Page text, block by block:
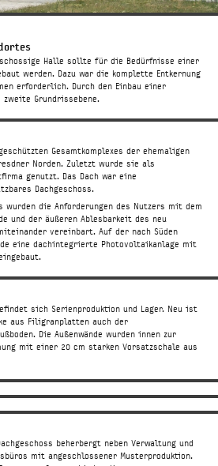
36
/ Impressum
Halle sollte für die Bedürfnisse einer
werden. Dazu war die komplette Entkernung
erforderlich. Durch den Einbau einer
zweite Grundrissebene.
Gesamtkomplexes der ehemaligen
Norden. Zuletzt wurde sie als
genutzt. Das Dach war eine
Dachgeschoss.
wurden die Anforderungen des Nutzers mit dem
und der äußeren Ablesbarkeit des neu
vereinbart. Auf der nach Süden
eine dachintegrierte Photovoltaikanlage mit
sich Serienproduktion und Lager. Neu ist
aus Filigranplatten auch der
Die Außenwände wurden innen zur
mit einer 20 cm starken Vorsatzschale aus
beherbergt neben Verwaltung und
mit angeschlossener Musterproduktion.